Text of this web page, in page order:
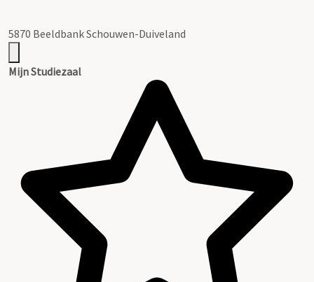
5870 Beeldbank Schouwen-Duiveland
Mijn Studiezaal